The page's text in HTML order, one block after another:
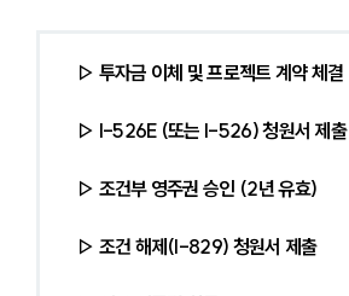
▷ 투자금 이체 및 프로젝트 계약 체결
▷ I-526E (또는 I-526) 청원서 제출
▷ 조건부 영주권 승인 (2년 유효)
▷ 조건 해제(I-829) 청원서 제출